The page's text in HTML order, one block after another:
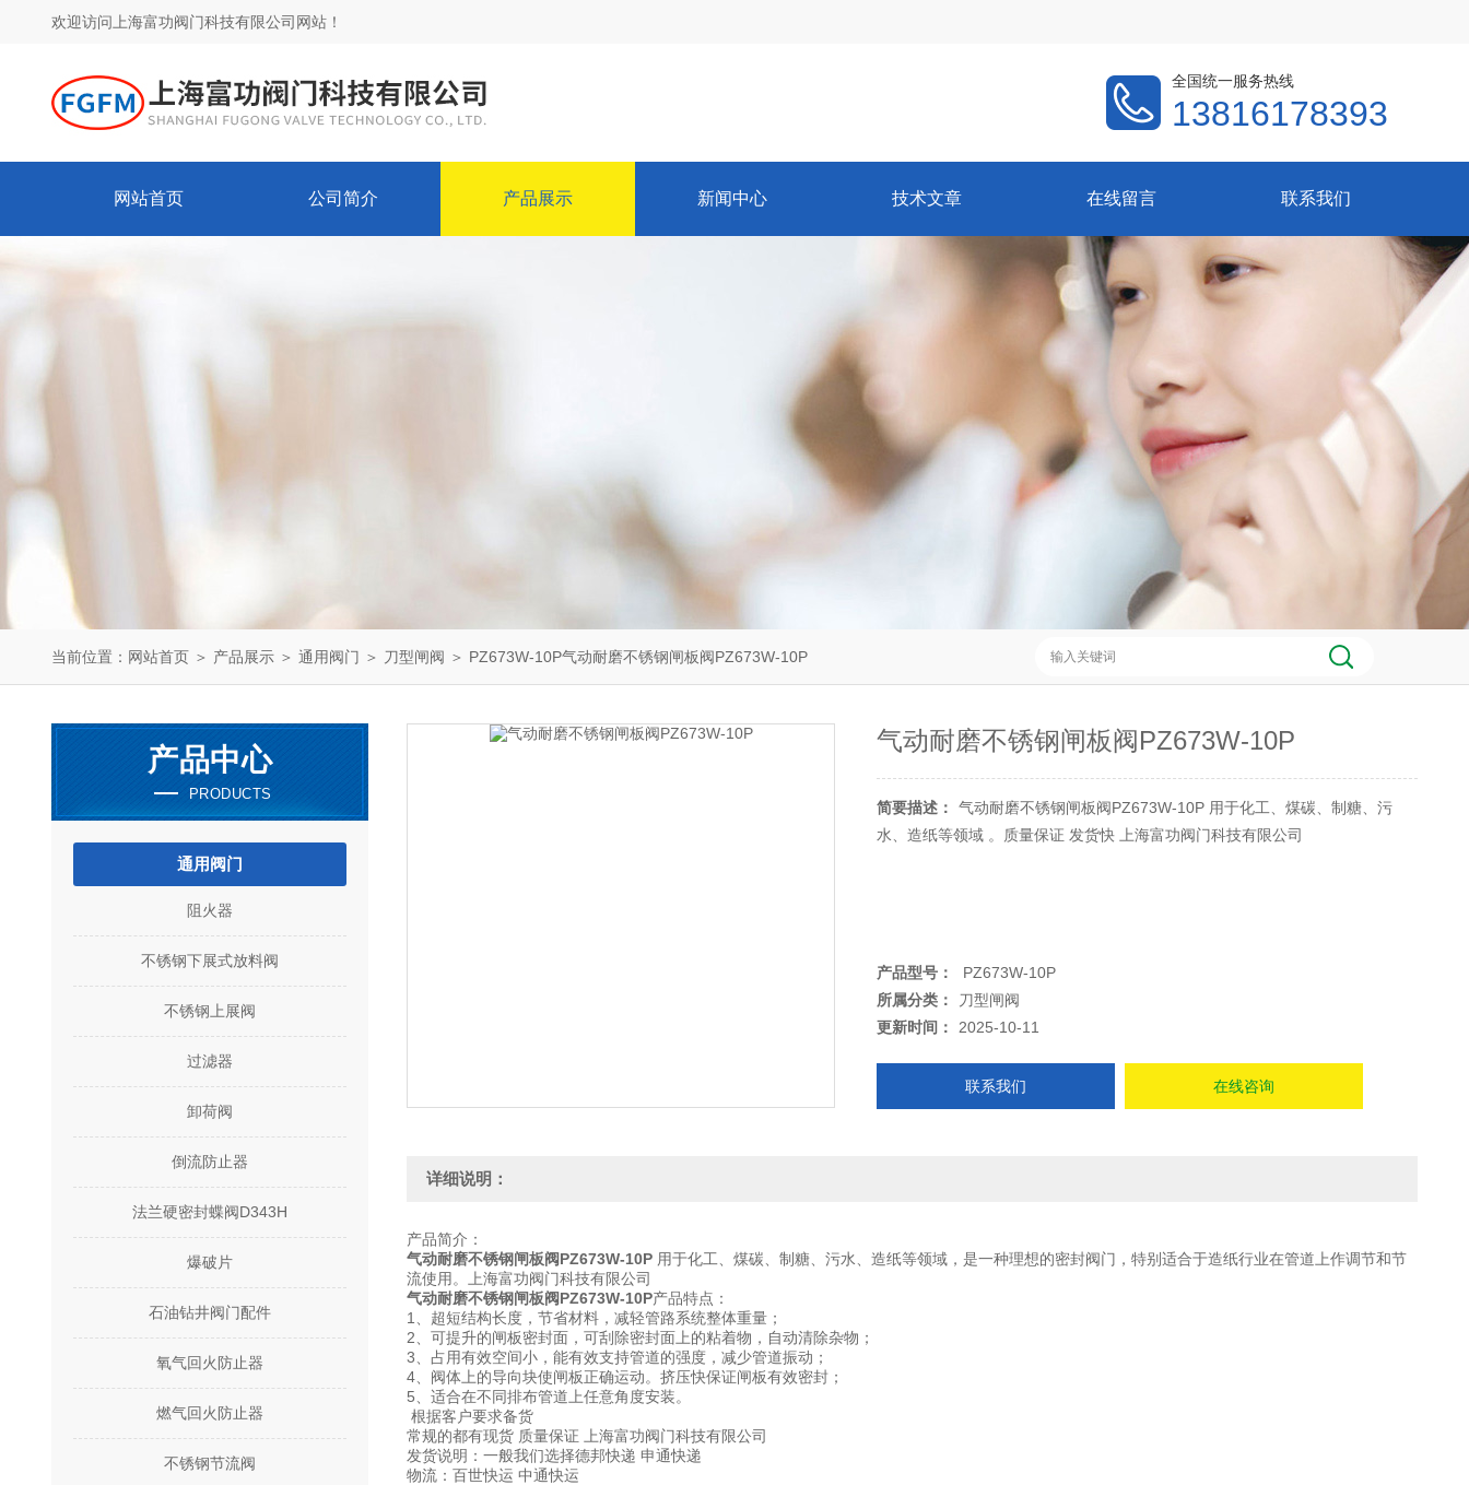
欢迎访问上海富功阀门科技有限公司网站！
全国统一服务热线
13816178393
网站首页 公司简介 产品展示 新闻中心 技术文章 在线留言 联系我们
当前位置： 网站首页 ＞ 产品展示 ＞ 通用阀门 ＞ 刀型闸阀 ＞ PZ673W-10P气动耐磨不锈钢闸板阀PZ673W-10P
产品中心
PRODUCTS
通用阀门
阻火器
不锈钢下展式放料阀
不锈钢上展阀
过滤器
卸荷阀
倒流防止器
法兰硬密封蝶阀D343H
爆破片
石油钻井阀门配件
氧气回火防止器
燃气回火防止器
不锈钢节流阀
气动耐磨不锈钢闸板阀PZ673W-10P
简要描述：
气动耐磨不锈钢闸板阀PZ673W-10P 用于化工、煤碳、制糖、污
水、造纸等领域 。质量保证 发货快 上海富功阀门科技有限公司
产品型号：
PZ673W-10P
所属分类：
刀型闸阀
更新时间：
2025-10-11
联系我们 在线咨询
详细说明：
产品简介：
气动耐磨不锈钢闸板阀PZ673W-10P 用于化工、煤碳、制糖、污水、造纸等领域，是一种理想的密封阀门，特别适合于造纸行业在管道上作调节和节
流使用。上海富功阀门科技有限公司
气动耐磨不锈钢闸板阀PZ673W-10P产品特点：
1、超短结构长度，节省材料，减轻管路系统整体重量；
2、可提升的闸板密封面，可刮除密封面上的粘着物，自动清除杂物；
3、占用有效空间小，能有效支持管道的强度，减少管道振动；
4、阀体上的导向块使闸板正确运动。挤压快保证闸板有效密封；
5、适合在不同排布管道上任意角度安装。
根据客户要求备货
常规的都有现货 质量保证 上海富功阀门科技有限公司
发货说明：一般我们选择德邦快递 申通快递
物流：百世快运 中通快运